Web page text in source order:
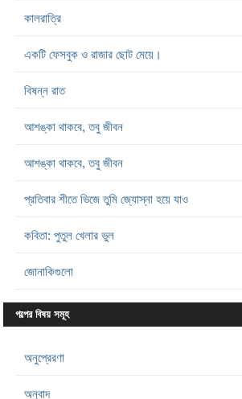
কালরাত্রি
একটি ফেসবুক ও রাজার ছোট মেয়ে।
বিষন্ন রাত
আশঙ্কা থাকবে, তবু জীবন
আশঙ্কা থাকবে, তবু জীবন
প্রতিবার শীতে ভিজে তুমি জ্যোস্না হয়ে যাও
কবিতা: পুতুল খেলার ভুল
জোনাকিগুলো
গল্পের বিষয় সমূহ
অনুপ্রেরণা
অনুবাদ